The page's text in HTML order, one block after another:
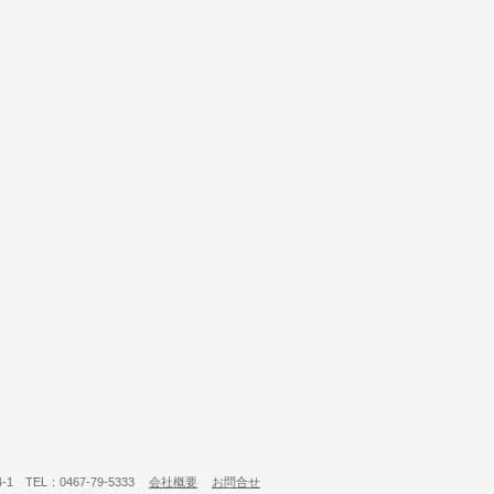
1 TEL：0467-79-5333 会社概要 お問合せ